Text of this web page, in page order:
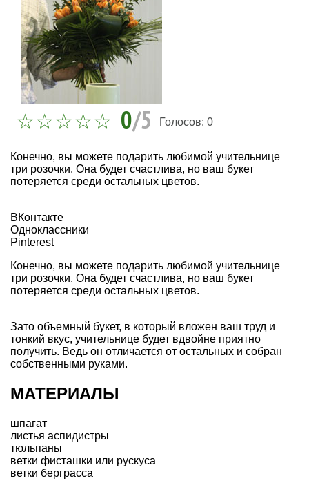
0/5 Голосов: 0
Конечно, вы можете подарить любимой учительнице
три розочки. Она будет счастлива, но ваш букет
потеряется среди остальных цветов.
ВКонтакте
Одноклассники
Pinterest
Конечно, вы можете подарить любимой учительнице
три розочки. Она будет счастлива, но ваш букет
потеряется среди остальных цветов.
Зато объемный букет, в который вложен ваш труд и
тонкий вкус, учительнице будет вдвойне приятно
получить. Ведь он отличается от остальных и собран
собственными руками.
МАТЕРИАЛЫ
шпагат
листья аспидистры
тюльпаны
ветки фисташки или рускуса
ветки берграсса